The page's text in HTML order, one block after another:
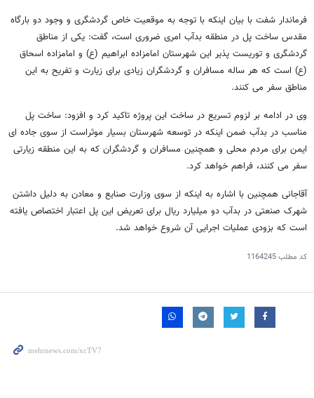
فرماندار شفت با بیان اینکه با توجه به موقعیت خاص گردشگری و وجود دو بارگاه
مقدس ساخت پل در منطقه بدآب امری ضروری است، گفت: یکی از مناطق
گردشگری و توریست پذیر این شهرستان امامزاده ابراهیم (ع) و امامزاده اسحاق
(ع) است که هر ساله مسافران و گردشگران زیادی برای زیارت و تفریح به این
مناطق سفر می کنند.
وی در ادامه بر لزوم تسریع در ساخت این پروژه تاکید کرد و افزود: ساخت پل
مناسب در بدآب ضمن اینکه در توسعه شهرستان بسیار موثراست از سوی جاده ای
ایمن برای مردم محلی و همچنین مسافران و گردشگران که به این منطقه زیارتی
سفر می کنند، فراهم خواهد کرد.
آقاجانی همچنین با اشاره به اینکه از سوی وزارت صنایع و معادن به دلیل داشتن
شهرک صنعتی در بدآب دو میلیارد ریال برای تعریض این پل اعتبار اختصاص یافته
است که بزودی عملیات اجرایی آن شروع خواهد شد.
کد مطلب1164245